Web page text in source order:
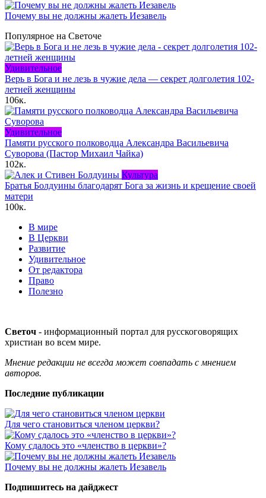
Почему вы не должны жалеть Иезавель
Популярное на Светоче
Удивительное
Верь в Бога и не лезь в чужие дела — секрет долголетия 102-
летней женщины
106к.
Удивительное
Памяти русского полководца Александра Васильевича
Суворова (Пастор Михаил Чайка)
102к.
Культура
Братья Болдуины благодарят Бога за жизнь и крещение своей
матери
100к.
В мире
В Церкви
Развитие
Удивительное
От редактора
Право
Полезно
Светоч - информационный портал для русскоговорящих
христиан во всем мире.
Мнение редакции не всегда может совпадать с мнением
авторов.
Последние публикации
Для чего становиться членом церкви?
Кому сдалось это «членство в церкви»?
Почему вы не должны жалеть Иезавель
Подпишитесь на дайджест